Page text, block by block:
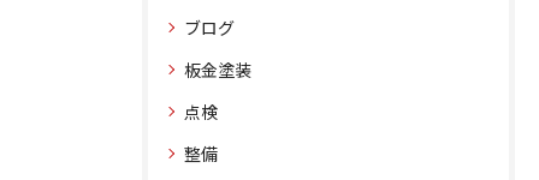
ブログ
板金塗装
点検
整備